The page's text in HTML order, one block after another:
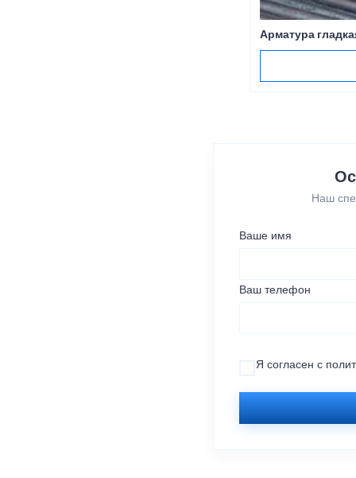
Арматура
Наш
Ваше имя
Ваш телефон
Я согласен с